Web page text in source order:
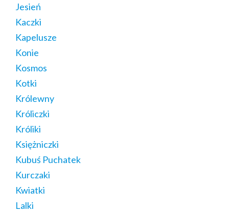
Jesień
Kaczki
Kapelusze
Konie
Kosmos
Kotki
Królewny
Króliczki
Króliki
Księżniczki
Kubuś Puchatek
Kurczaki
Kwiatki
Lalki